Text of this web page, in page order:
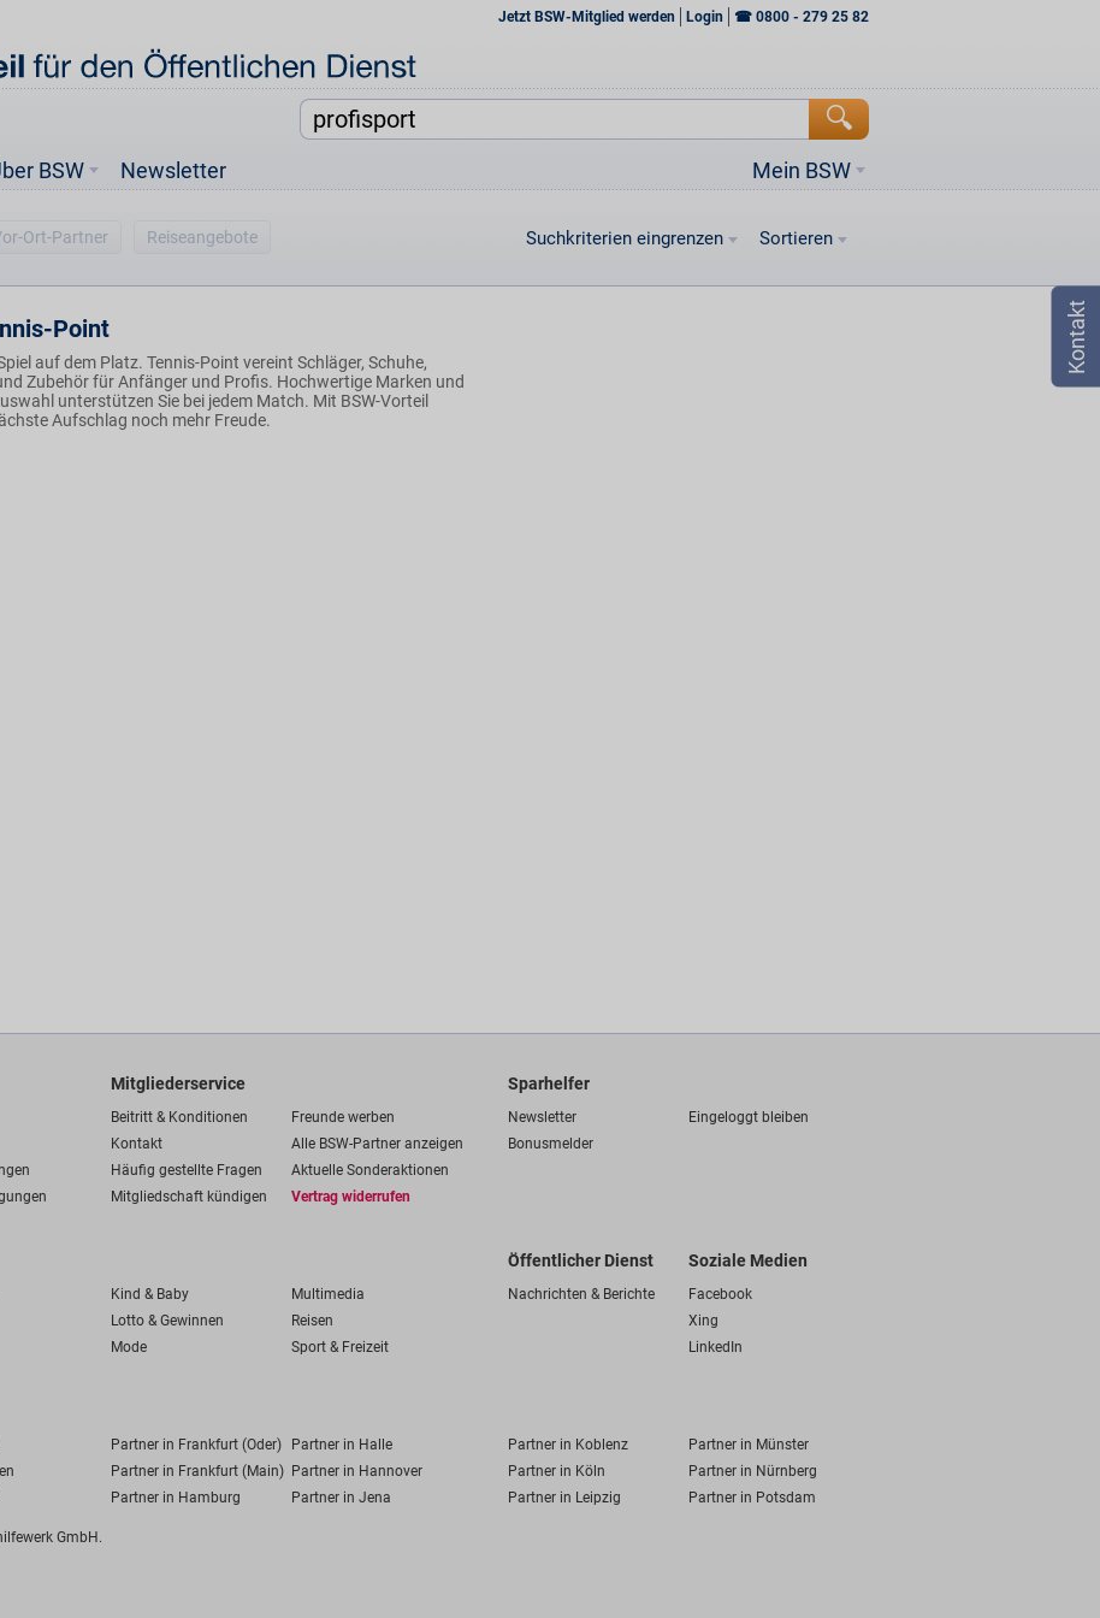
Jetzt BSW-Mitglied werden Login ☎ 0800 - 279 25 82
Mein BSW
BSW Newsletter
Ort-Partner Reiseangebote Suchkriterien eingrenzen Sortieren
Point
auf dem Platz. Tennis-Point vereint Schläger, Schuhe,
Zubehör für Anfänger und Profis. Hochwertige Marken und
unterstützen Sie bei jedem Match. Mit BSW-Vorteil
Aufschlag noch mehr Freude.
Mitgliederservice
Beitritt & Konditionen
Freunde werben
Kontakt
Alle BSW-Partner anzeigen
Häufig gestellte Fragen
Aktuelle Sonderaktionen
Mitgliedschaft kündigen
Vertrag widerrufen
Sparhelfer
Newsletter
Eingeloggt bleiben
Bonusmelder
Kind & Baby
Multimedia
Lotto & Gewinnen
Reisen
Mode Sport & Freizeit
Öffentlicher Dienst
Nachrichten & Berichte
Soziale Medien
Facebook
Xing
LinkedIn
Partner in Frankfurt (Oder) Partner in Halle Partner in Koblenz
Partner in Münster
Partner in Frankfurt (Main) Partner in Hannover Partner in Köln
Partner in Nürnberg
Partner in Hamburg Partner in Jena Partner in Leipzig Partner in Potsdam
GmbH.